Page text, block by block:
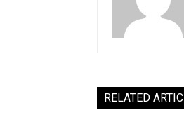
RELATED